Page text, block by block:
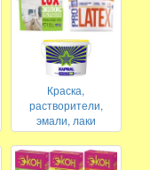
Краска,
растворители,
эмали, лаки